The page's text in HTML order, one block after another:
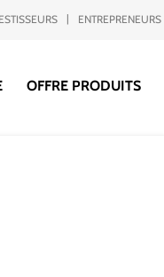
ENTREPRENEURS
OFFRE PRODUITS